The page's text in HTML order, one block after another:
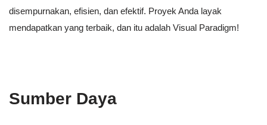
disempurnakan, efisien, dan efektif. Proyek Anda layak
mendapatkan yang terbaik, dan itu adalah Visual Paradigm!
Sumber Daya